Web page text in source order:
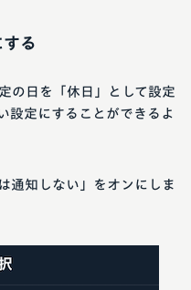
る
の日を「休日」として設定
設定にすることができるよ
通知しない」をオンにしま